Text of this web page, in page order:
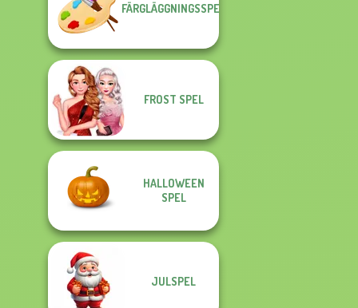
FÄRGLÄGGNINGSSPEL
FROST SPEL
HALLOWEEN
SPEL
JULSPEL